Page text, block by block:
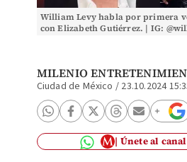
William Levy habla por primera
con Elizabeth Gutiérrez. | IG:
MILENIO
Ciudad de México / 23.10.2024
Únete al